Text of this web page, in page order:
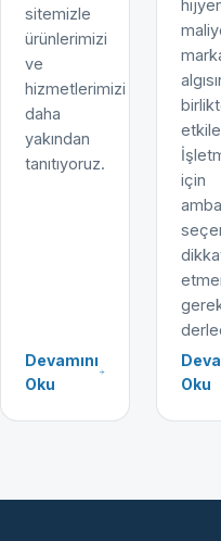
sitemizle
ürünlerimizi
ve
hizmetlerimizi
daha
yakından
tanıtıyoruz.
Devamını
Oku
için
Oku